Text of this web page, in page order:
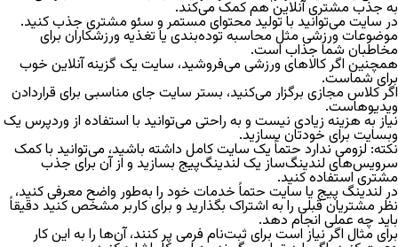
به جذب مشتری آنلاین هم کمک می‌کند.
در سایت می‌توانید با تولید محتوای مستمر و سئو مشتری جذب کنید.
موضوعات ورزشی مثل محاسبه توده‌بندی یا تغذیه ورزشکاران برای
مخاطبان شما جذاب است.
همچنین اگر کالاهای ورزشی می‌فروشید، سایت یک گزینه آنلاین خوب
برای شماست.
اگر کلاس مجازی برگزار می‌کنید، بستر سایت جای مناسبی برای قراردادن
ویدیوهاست.
نیاز به هزینه زیادی نیست و به راحتی می‌توانید با استفاده از وردپرس یک
وبسایت برای خودتان بسازید.
نکته: لزومی ندارد حتماً یک سایت کامل داشته باشید، می‌توانید با کمک
سرویس‌های لندینگ‌ساز یک لندینگ‌پیج بسازید و از آن برای جذب
مشتری استفاده کنید.
در لندینگ پیج یا سایت حتماً خدمات خود را به‌طور واضح معرفی کنید،
نظر مشتریان قبلی را به اشتراک بگذارید و برای کاربر مشخص کنید دقیقاً
باید چه عملی انجام دهد.
برای مثال اگر نیاز است برای ثبت‌نام فرمی پر کنند، آن‌ها را به این کار